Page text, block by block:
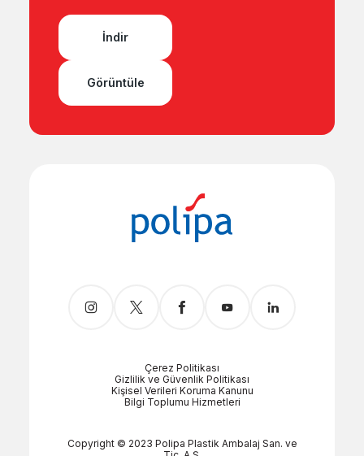
İndir
Görüntüle
Çerez Politikası
Gizlilik ve Güvenlik Politikası
Kişisel Verileri Koruma Kanunu
Bilgi Toplumu Hizmetleri
Copyright © 2023 Polipa Plastik Ambalaj San. ve